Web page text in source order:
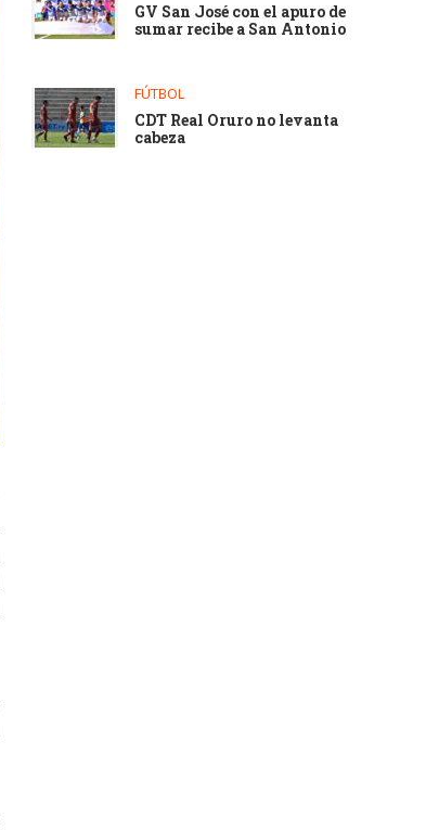
GV San José con el apuro de
sumar recibe a San Antonio
FÚTBOL
CDT Real Oruro no levanta
cabeza